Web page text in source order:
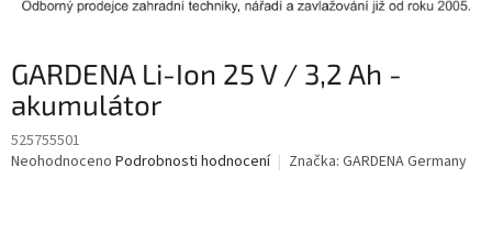
GARDENA Li-Ion 25 V / 3,2 Ah -
akumulátor
525755501
Průměrné
Neohodnoceno Podrobnosti hodnocení Značka: GARDENA Germany